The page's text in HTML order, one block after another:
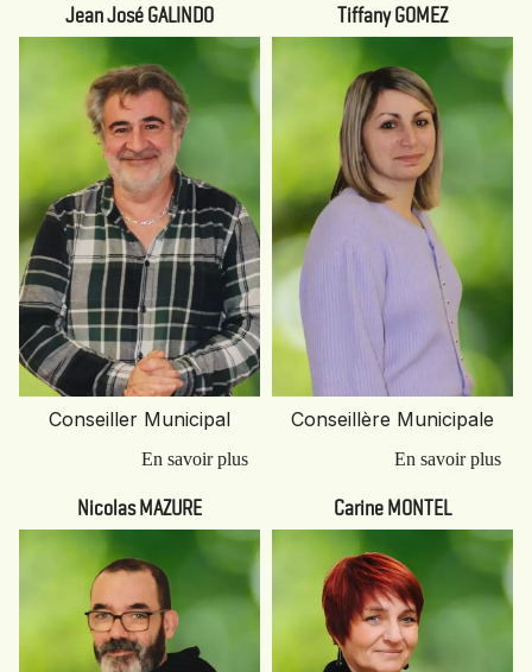
Jean José GALINDO
Conseiller Municipal
Tiffany GOMEZ
Conseillère Municipale
Nicolas MAZURE Carine MONTEL